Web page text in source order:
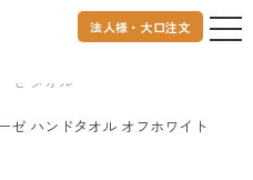
法人様・大口注文
大阪泉州タオル
ゼ タオル
ゼ ハンドタオル オフホワイト